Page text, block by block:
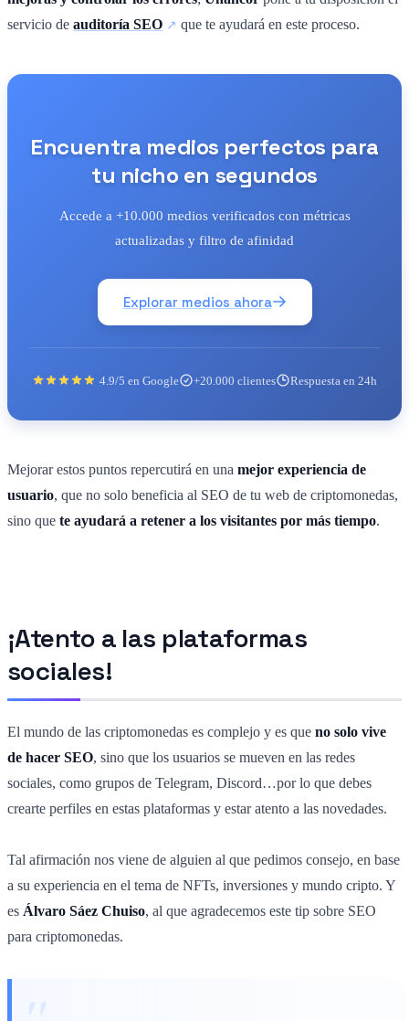
servicio de auditoría SEO que te ayudará en este proceso.
Encuentra medios perfectos para
tu nicho en segundos
Accede a +10.000 medios verificados con métricas
actualizadas y filtro de afinidad
Explorar medios ahora
4.9/5 en Google +20.000 clientes Respuesta en 24h
Mejorar estos puntos repercutirá en una mejor experiencia de
usuario, que no solo beneficia al SEO de tu web de criptomonedas,
sino que te ayudará a retener a los visitantes por más tiempo.
¡Atento a las plataformas
sociales!
El mundo de las criptomonedas es complejo y es que no solo vive
de hacer SEO, sino que los usuarios se mueven en las redes
sociales, como grupos de Telegram, Discord…por lo que debes
crearte perfiles en estas plataformas y estar atento a las novedades.
Tal afirmación nos viene de alguien al que pedimos consejo, en base
a su experiencia en el tema de NFTs, inversiones y mundo cripto. Y
es Álvaro Sáez Chuiso, al que agradecemos este tip sobre SEO
para criptomonedas.